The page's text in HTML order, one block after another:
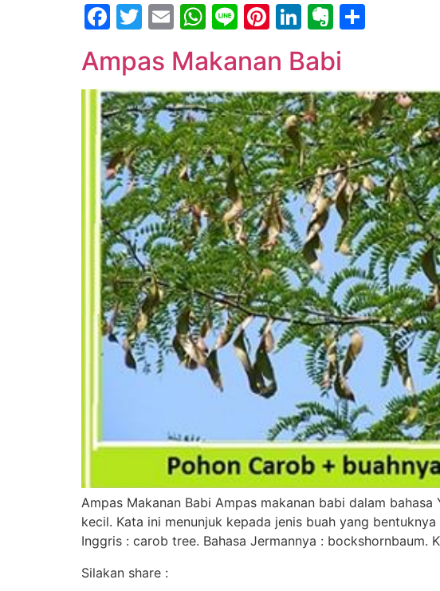
Facebook
Twitter
EmailWhatsApp
LinePinterest
LinkedIn
Evernote
Ampas Makanan Babi
Ampas Makanan Babi Ampas makanan babi dalam
kecil. Kata ini menunjuk kepada jenis buah yang
Inggris : carob tree. Bahasa Jermannya :
Silakan share :